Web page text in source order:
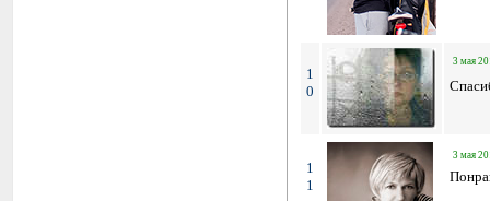
1
0
3 мая
1
1
3 мая